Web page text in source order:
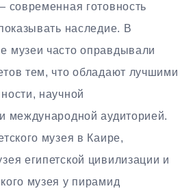
современная готовность
наследие. В
музеи часто оправдывали
тем, что обладают лучшими
научной
международной аудиторией.
музея в Каире,
египетской цивилизации и
музея у пирамид